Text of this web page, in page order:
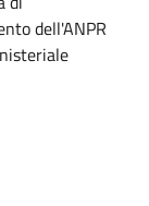
dell'ANPR